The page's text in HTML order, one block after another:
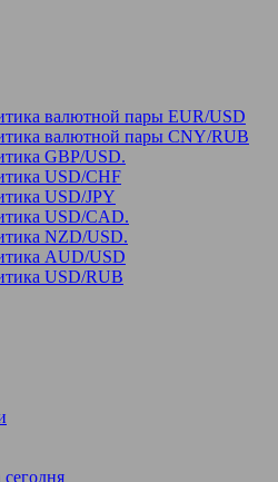
валютной пары EUR/USD
валютной пары CNY/RUB
GBP/USD.
USD/CHF
USD/JPY
USD/CAD.
NZD/USD.
AUD/USD
USD/RUB